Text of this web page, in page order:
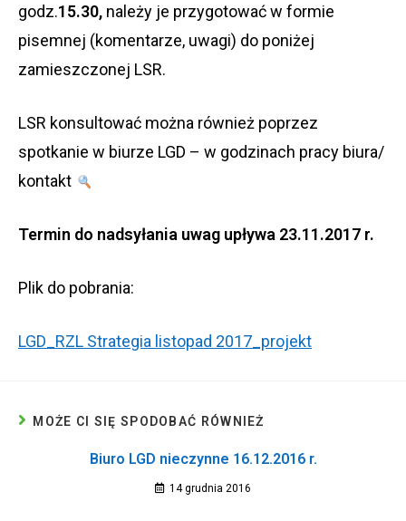
godz.15.30, należy je przygotować w formie
pisemnej (komentarze, uwagi) do poniżej
zamieszczonej LSR.
LSR konsultować można również poprzez
spotkanie w biurze LGD – w godzinach pracy biura/
kontakt
Termin do nadsyłania uwag upływa 23.11.2017 r.
Plik do pobrania:
LGD_RZL Strategia listopad 2017_projekt
MOŻE CI SIĘ SPODOBAĆ RÓWNIEŻ
Biuro LGD nieczynne 16.12.2016 r.
14 grudnia 2016